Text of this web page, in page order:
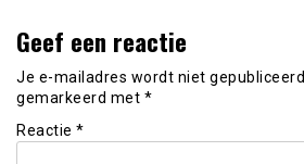
Geef een reactie
Je e-mailadres wordt niet gepubliceerd.
gemarkeerd met *
Reactie *